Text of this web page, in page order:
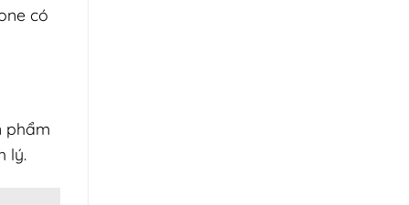
có
phẩm
lý.